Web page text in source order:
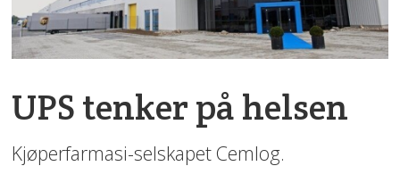
UPS tenker på helsen
Kjøperfarmasi-selskapet Cemlog.